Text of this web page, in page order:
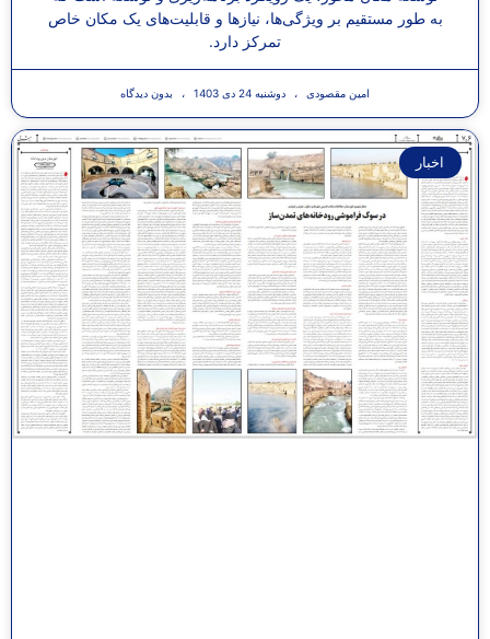
به طور مستقیم بر ویژگی‌ها، نیازها‌ و قابلیت‌های یک مکان خاص
تمرکز دارد.
امین مقصودی دوشنبه 24 دی 1403 بدون دیدگاه
اخبار